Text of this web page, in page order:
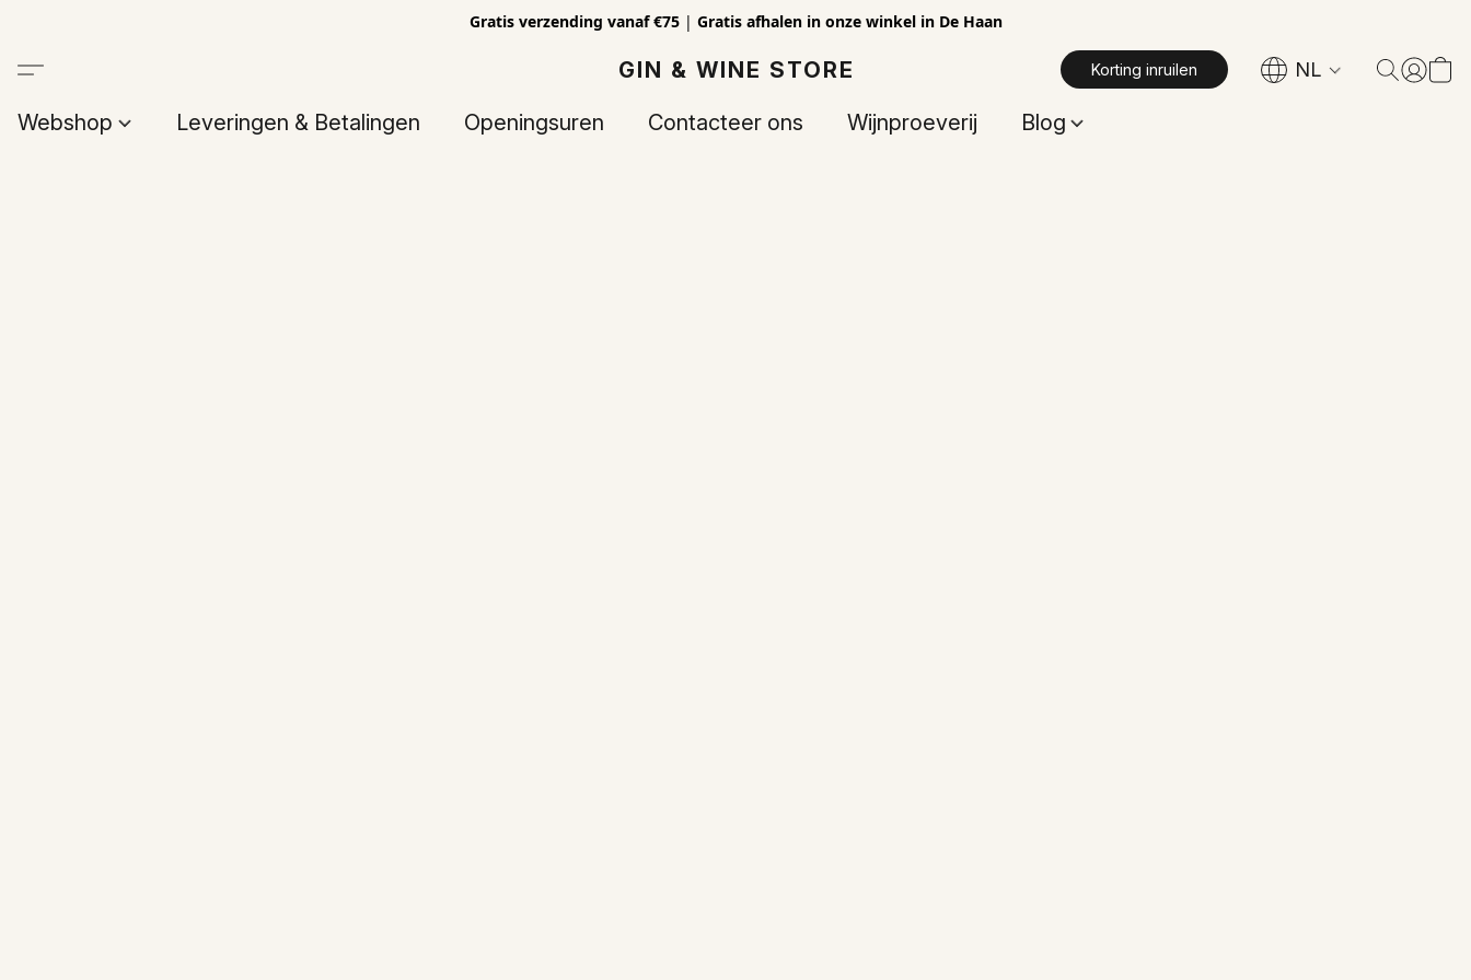
Gratis verzending vanaf €75| Gratis afhalen in onze winkel in De Haan
GIN & WINE STORE Korting inruilen NL
Webshop Leveringen & Betalingen Openingsuren Contacteer ons Wijnproeverij Blog